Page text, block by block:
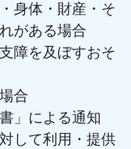
身体・財産・そ
がある場合
障を及ぼすおそ
合
」による通知
して利用・提供